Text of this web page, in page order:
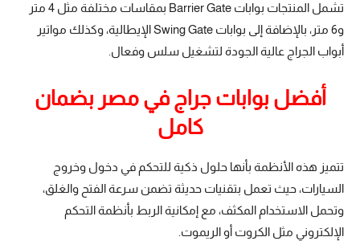
تشمل المنتجات بوابات Barrier Gate بمقاسات مختلفة مثل 4 متر
و6 متر، بالإضافة إلى بوابات Swing Gate الإيطالية، وكذلك مواتير
أبواب الجراج عالية الجودة لتشغيل سلس وفعال.
أفضل بوابات جراج في مصر بضمان
كامل
تتميز هذه الأنظمة بأنها حلول ذكية للتحكم في دخول وخروج
السيارات، حيث تعمل بتقنيات حديثة تضمن سرعة الفتح والغلق،
وتحمل الاستخدام المكثف، مع إمكانية الربط بأنظمة التحكم
الإلكتروني مثل الكروت أو الريموت.